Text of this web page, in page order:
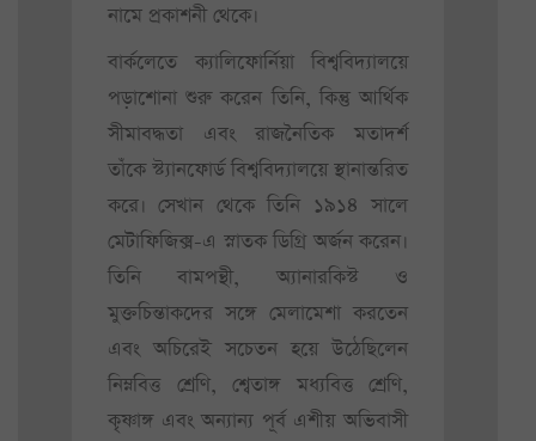
নামে প্রকাশনী থেকে।
বার্কলেতে ক্যালিফোর্নিয়া বিশ্ববিদ্যালয়ে
পড়াশোনা শুরু করেন তিনি, কিন্তু আর্থিক
সীমাবদ্ধতা এবং রাজনৈতিক মতাদর্শ
তাঁকে স্ট্যানফোর্ড বিশ্ববিদ্যালয়ে স্থানান্তরিত
করে। সেখান থেকে তিনি ১৯১৪ সালে
মেটাফিজিক্স-এ স্নাতক ডিগ্রি অর্জন করেন।
তিনি বামপন্থী, অ্যানারকিস্ট ও
মুক্তচিন্তাকদের সঙ্গে মেলামেশা করতেন
এবং অচিরেই সচেতন হয়ে উঠেছিলেন
নিম্নবিত্ত শ্রেণি, শ্বেতাঙ্গ মধ্যবিত্ত শ্রেণি,
কৃষ্ণাঙ্গ এবং অন্যান্য পূর্ব এশীয় অভিবাসী